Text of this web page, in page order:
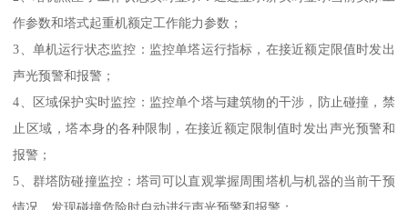
作参数和塔式起重机额定工作能力参数；
3、单机运行状态监控：监控单塔运行指标，在接近额定限值时发出
声光预警和报警；
4、区域保护实时监控：监控单个塔与建筑物的干涉，防止碰撞，禁
止区域，塔本身的各种限制，在接近额定限制值时发出声光预警和
报警；
5、群塔防碰撞监控：塔司可以直观掌握周围塔机与机器的当前干预